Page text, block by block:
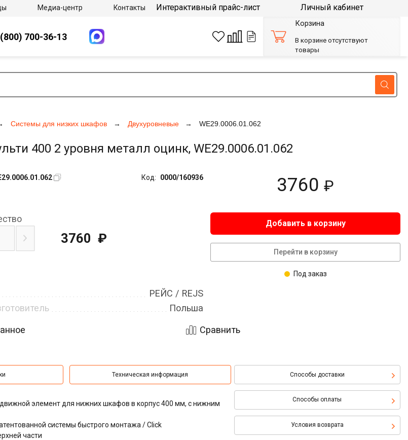
Системы для низких шкафов Двухуровневые WE29.0006.01.062
400 2 уровня металл оцинк, WE29.0006.01.062
Код: 0000/160936 3760 ₽
РЕЙС / REJS
Польша
3760 ₽
Добавить в корзину
Перейти в корзину
Под заказ
Сравнить
Техническая информация Способы доставки
Способы оплаты
Условия возврата
элемент для нижних шкафов в корпус 400 мм, с нижним
системы быстрого монтажа / Click
части
Медиа-центр Контакты Интерактивный прайс-лист Личный кабинет
700-36-13
Корзина
В корзине отсутствуют
товары